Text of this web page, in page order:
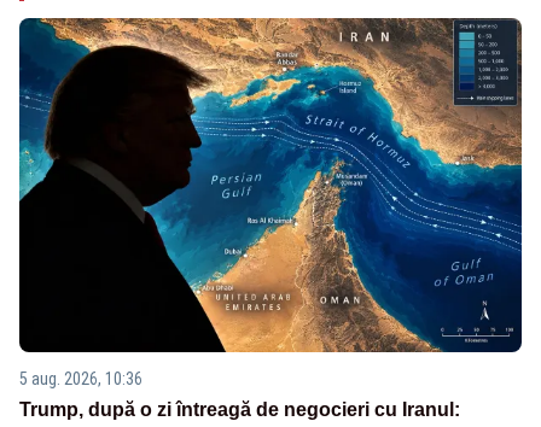
5 aug. 2026, 10:36
Trump, după o zi întreagă de negocieri cu Iranul: